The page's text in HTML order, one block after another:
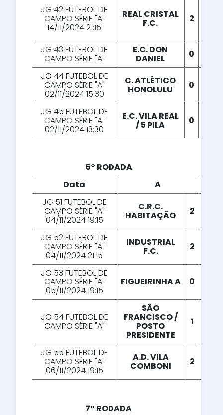
JG 42 FUTEBOL DE
CAMPO SÉRIE "A"
14/11/2024 21:15
REAL CRISTAL
F.C. 2
JG 43 FUTEBOL DE
CAMPO SÉRIE "A"
E.C. DON
DANIEL 0
JG 44 FUTEBOL DE
CAMPO SÉRIE "A"
02/11/2024 15:30
C. ATLÉTICO
HONOLULU 0
JG 45 FUTEBOL DE
CAMPO SÉRIE "A"
02/11/2024 13:30
E.C. VILA REAL
/ 5 PILA 0
6° RODADA
Data
A
JG 51 FUTEBOL DE
CAMPO SÉRIE "A"
04/11/2024 19:15
C.R.C.
HABITAÇÃO 2
JG 52 FUTEBOL DE
CAMPO SÉRIE "A"
04/11/2024 21:15
INDUSTRIAL
F.C. 2
JG 53 FUTEBOL DE
CAMPO SÉRIE "A"
05/11/2024 19:15
FIGUEIRINHA A 0
JG 54 FUTEBOL DE
CAMPO SÉRIE "A"
SÃO
FRANCISCO /
POSTO
PRESIDENTE
1
JG 55 FUTEBOL DE
CAMPO SÉRIE "A"
06/11/2024 19:15
A.D. VILA
COMBONI 2
7° RODADA